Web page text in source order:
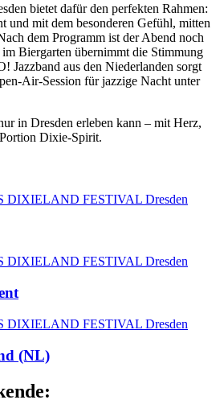
bietet dafür den perfekten Rahmen:
und mit dem besonderen Gefühl, mitten
dem Programm ist der Abend noch
Biergarten übernimmt die Stimmung
Jazzband aus den Niederlanden sorgt
Air-Session für jazzige Nacht unter
in Dresden erleben kann – mit Herz,
Dixie-Spirit.
(NL)